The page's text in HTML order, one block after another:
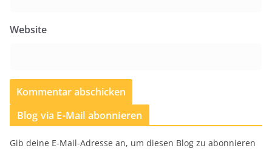
Website
Blog via E-Mail abonnieren
Gib deine E-Mail-Adresse an, um diesen Blog zu abonnieren